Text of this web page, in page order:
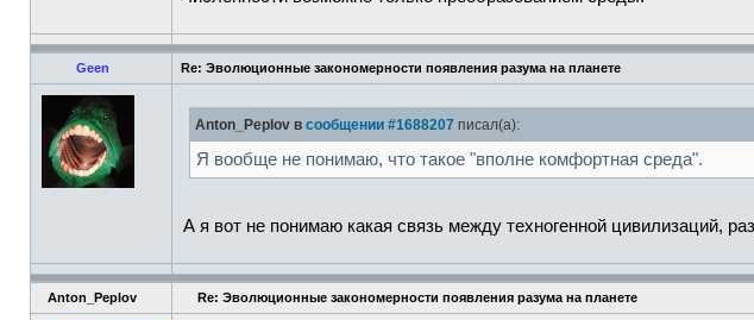
Geen Re: Эволюционные закономерности появления разума на планете
Anton_Peplov в сообщении #1688207 писал(а):
Я вообще не понимаю, что такое "вполне комфортная среда".
А я вот не понимаю какая связь между техногенной цивилизаций,
Anton_Peplov Re: Эволюционные закономерности появления разума на планете